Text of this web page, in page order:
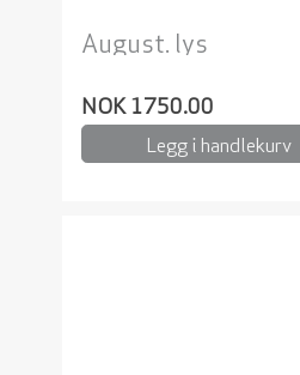
August. lys
NOK 1750.00
Legg i handlekurv